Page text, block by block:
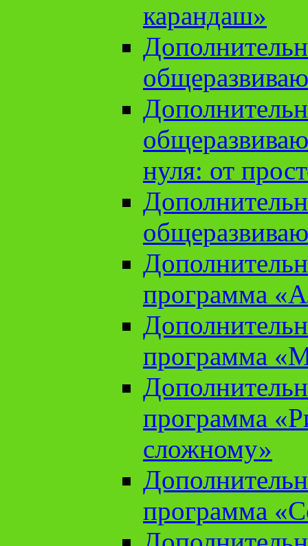
карандаш»
нуля: от
программа
программа
программа
сложному»
программа